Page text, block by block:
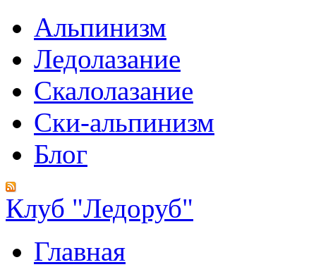
Альпинизм
Ледолазание
Скалолазание
Ски-альпинизм
Блог
Клуб "Ледоруб"
Главная